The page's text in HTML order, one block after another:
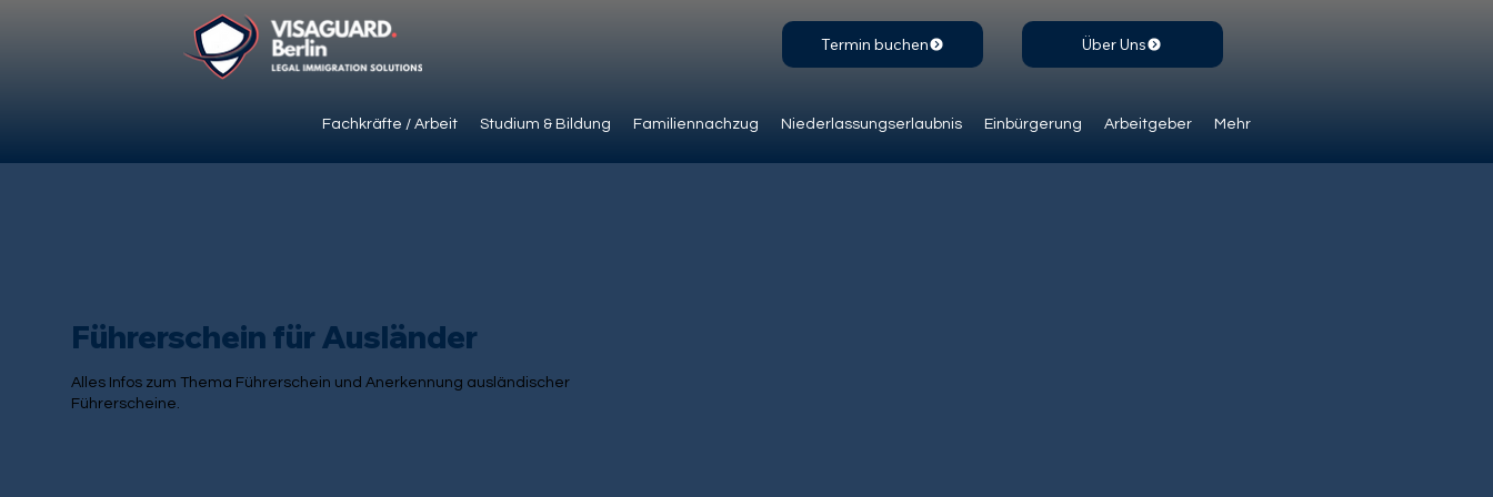
Fachkräfte / Arbeit Studium & Bildung Familiennachzug Niederlassungserlaubnis Einbürgerung Arbeitgeber Mehr
Termin buchen Über Uns
Führerschein für Ausländer
Alles Infos zum Thema Führerschein und Anerkennung ausländischer
Führerscheine.